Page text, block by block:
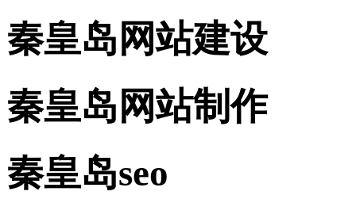
秦皇岛网站建设
秦皇岛网站制作
秦皇岛seo